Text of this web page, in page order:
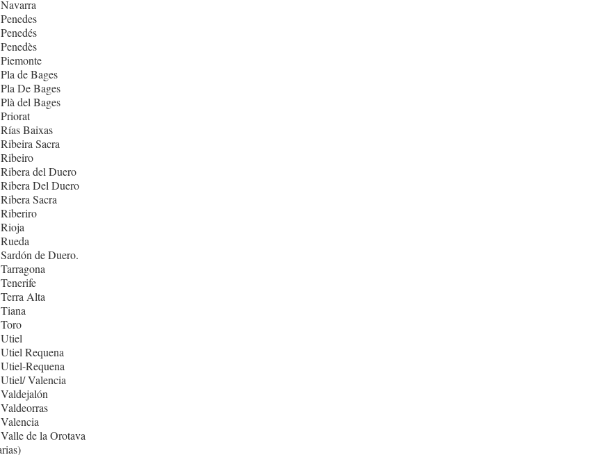
de Bages
De Bages
del Bages
Baixas
Sacra
del Duero
Del Duero
Sacra
de Duero.
Alta
Requena
Requena
Valencia
de la Orotava